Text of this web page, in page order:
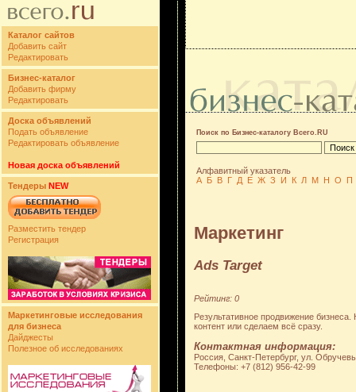
Каталог сайтов
Добавить сайт
Редактировать
Бизнес-каталог
Добавить фирму
Редактировать
Доска объявлений
Подать объявление
Редактировать объявление
Новая доска объявлений
Тендеры NEW
Разместить тендер
Регистрация
Маркетинговые исследования
для бизнеса
Дайджесты
Полезное об исследованиях
Поиск по Бизнес-каталогу Всего.RU
Алфавитный указатель
А Б В Г Д Е Ж З И К Л М Н О П
Маркетинг
Ads Target
Рейтинг: 0
Результативное продвижение
контент или сделаем всё сразу.
Контактная информация:
Россия, Санкт-Петербург, ул.
Телефоны: +7 (812) 956-42-99